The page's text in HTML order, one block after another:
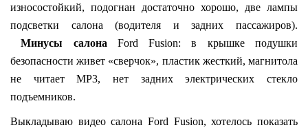
износостойкий, подогнан достаточно хорошо, две лампы
подсветки салона (водителя и задних пассажиров).
Минусы салона Ford Fusion: в крышке подушки
безопасности живет «сверчок», пластик жесткий, магнитола
не читает MP3, нет задних электрических стекло
подъемников.
Выкладываю видео салона Ford Fusion, хотелось показать